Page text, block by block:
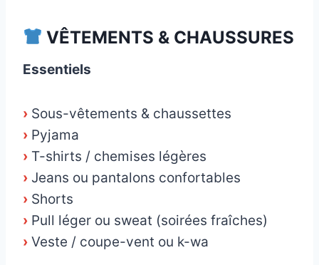
VÊTEMENTS & CHAUSSURES
Essentiels
› Sous-vêtements & chaussettes
› Pyjama
› T-shirts / chemises légères
› Jeans ou pantalons confortables
› Shorts
› Pull léger ou sweat (soirées fraîches)
› Veste / coupe-vent ou k-wa